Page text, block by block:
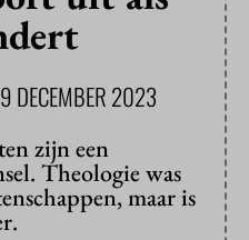
DECEMBER 2023
zijn een
Theologie was
maar is